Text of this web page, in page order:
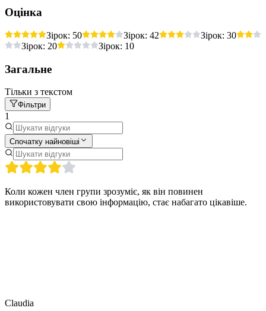
Оцінка
Зірок: 50 Зірок: 42 Зірок: 30
Зірок: 20 Зірок: 10
Загальне
Тільки з текстом
Фільтри
1
Спочатку найновіші
Коли кожен член групи зрозуміє, як він повинен
використовувати свою інформацію, стає набагато цікавіше.
Claudia